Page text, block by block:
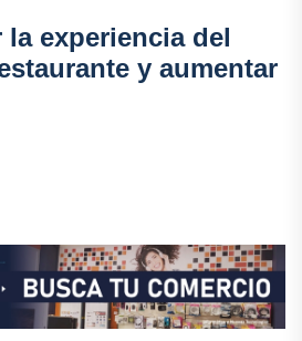
la experiencia del
y aumentar